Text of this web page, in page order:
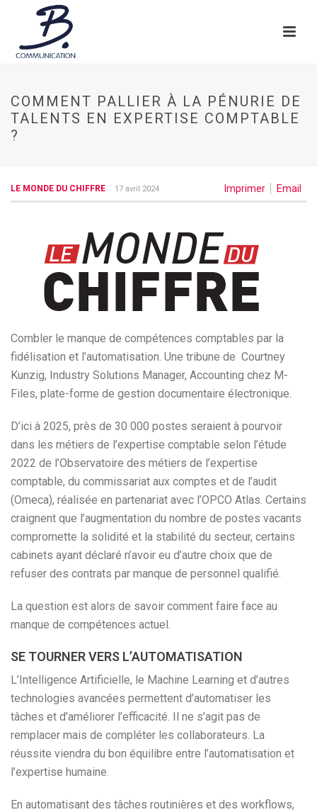
COMMENT PALLIER À LA PÉNURIE DE
TALENTS EN EXPERTISE COMPTABLE
?
Imprimer Email
LE MONDE DU CHIFFRE 17 avril 2024
Combler le manque de compétences comptables par la
fidélisation et l’automatisation. Une tribune de Courtney
Kunzig, Industry Solutions Manager, Accounting chez M-
Files, plate-forme de gestion documentaire électronique.
D’ici à 2025, près de 30 000 postes seraient à pourvoir
dans les métiers de l’expertise comptable selon l’étude
2022 de l’Observatoire des métiers de l’expertise
comptable, du commissariat aux comptes et de l’audit
(Omeca), réalisée en partenariat avec l’OPCO Atlas. Certains
craignent que l’augmentation du nombre de postes vacants
compromette la solidité et la stabilité du secteur, certains
cabinets ayant déclaré n’avoir eu d’autre choix que de
refuser des contrats par manque de personnel qualifié.
La question est alors de savoir comment faire face au
manque de compétences actuel.
SE TOURNER VERS L’AUTOMATISATION
L’Intelligence Artificielle, le Machine Learning et d’autres
technologies avancées permettent d’automatiser les
tâches et d’améliorer l’efficacité. Il ne s’agit pas de
remplacer mais de compléter les collaborateurs. La
réussite viendra du bon équilibre entre l’automatisation et
l’expertise humaine.
En automatisant des tâches routinières et des workflows,